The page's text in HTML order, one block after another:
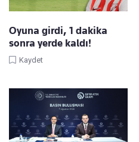
Oyuna girdi, 1 dakika
sonra yerde kaldı!
Kaydet